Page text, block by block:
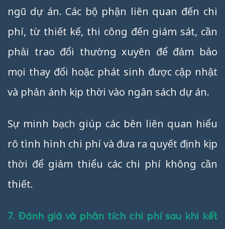
ngũ dự án. Các bộ phận liên quan đến chi
phí, từ thiết kế, thi công đến giám sát, cần
phải trao đổi thường xuyên để đảm bảo
mọi thay đổi hoặc phát sinh được cập nhật
và phản ánh kịp thời vào ngân sách dự án.
Sự minh bạch giúp các bên liên quan hiểu
rõ tình hình chi phí và đưa ra quyết định kịp
thời để giảm thiểu các chi phí không cần
thiết.
7. Đánh giá và phân tích chi phí sau khi kết